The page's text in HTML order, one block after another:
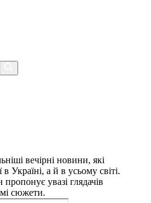
вечірні новини, які
Україні, а й в усьому світі.
увазі глядачів
сюжети.